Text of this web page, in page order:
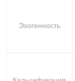
Эхогенность